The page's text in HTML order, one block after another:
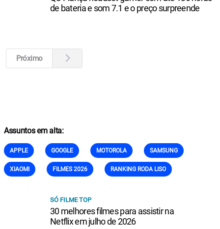
de bateria e som 7.1 e o preço surpreende
Próximo
Assuntos em alta:
APPLE GOOGLE MOTOROLA SAMSUNG
XIAOMI FILMES 2026 RANKING RODA LISO
SÓ FILME TOP
30 melhores filmes para assistir na
Netflix em julho de 2026